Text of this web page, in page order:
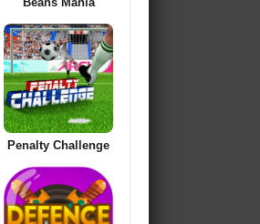
Penalty Challenge